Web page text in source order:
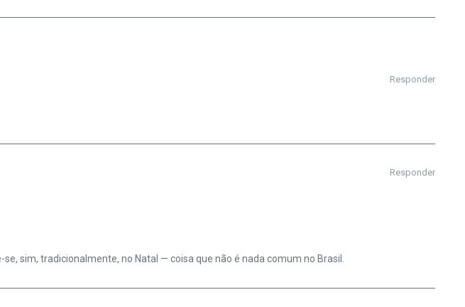
Responder
Responder
sim, tradicionalmente, no Natal — coisa que não é nada comum no Brasil.